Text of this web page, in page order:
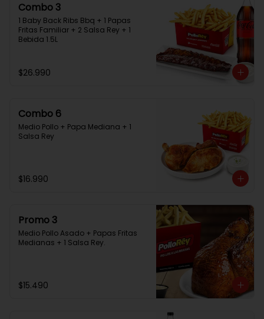
Combo 3
1 Baby Back Ribs Bbq + 1 Papas
Fritas Familiar + 2 Salsa Rey + 1
Bebida 1.5L
$26.990
Combo 6
Medio Pollo + Papa Mediana + 1
Salsa Rey
$16.990
Promo 3
Medio Pollo Asado + Papas Fritas
Medianas + 1 Salsa Rey.
$15.490